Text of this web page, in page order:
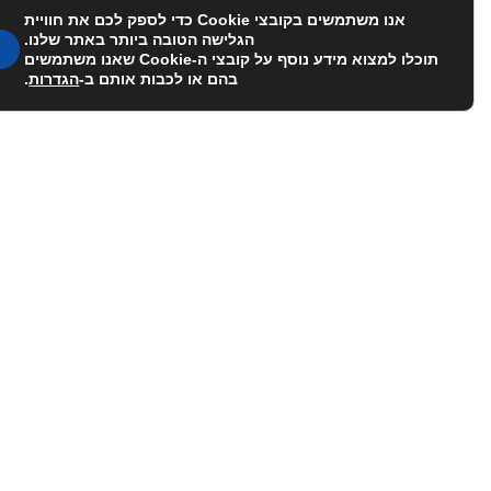
אנו משתמשים בקובצי Cookie כדי לספק לכם את חוויית
הגלישה הטובה ביותר באתר שלנו.
תוכלו למצוא מידע נוסף על קובצי ה-Cookie שאנו משתמשים
בהם או לכבות אותם ב-הגדרות.